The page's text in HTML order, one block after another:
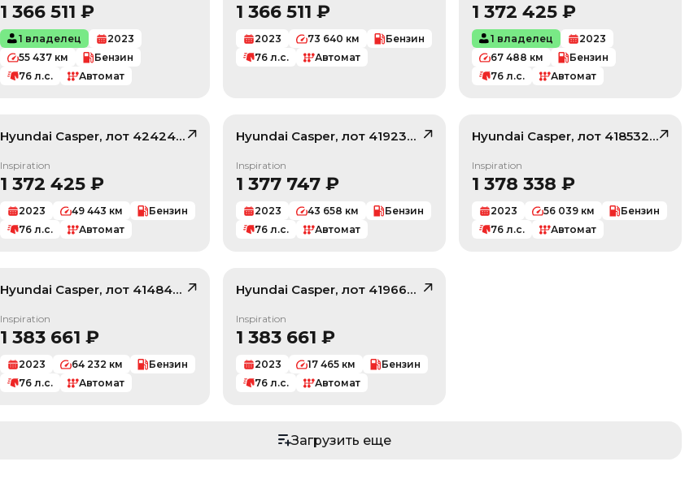
По умолчанию
1 366 511 ₽
1 владелец
2023
55 437 км
Бензин
76 л.с. Автомат
1 366 511 ₽
2023 73 640 км
Бензин
76л.с. Автомат
1 372 425₽
1 владелец
2023
67 488 км
Бензин
76л.с. Автомат
Hyundai Casper, лот 42424339/ 10
Inspiration
1 372 425 ₽
2023 49 443 км
Бензин
76 л.с. Автомат
Hyundai Casper, лот 41923715/ 10
Inspiration
1 377 747₽
2023 43 658 км
Бензин
76л.с. Автомат
Hyundai Casper, лот 41853295
/ 10
Inspiration
1 378 338 ₽
2023 56 039км
Бензин
76л.с. Автомат
Hyundai Casper, лот 41484266/ 10
Inspiration
1 383 661 ₽
2023 64 232 км
Бензин
76 л.с. Автомат
Hyundai Casper, лот 41966453/ 10
Inspiration
1 383 661 ₽
2023 17 465км
Бензин
76л.с. Автомат
Загрузить еще